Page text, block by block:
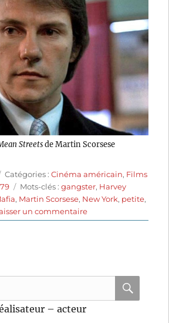
Streetsde Martin Scorsese
Catégories
Catégories :Cinéma américain, Films
Étiquettes
Mots-clés :gangster, Harvey
, Martin Scorsese, New York, petite,
un commentairesur
Mean
– acteur